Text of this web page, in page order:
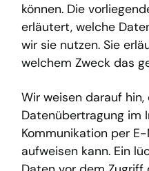
können. Die
erläutert, welche
wir sie nutzen. Sie
welchem Zweck das
Wir weisen darauf hin,
Datenübertragung im
Kommunikation per
aufweisen kann. Ein